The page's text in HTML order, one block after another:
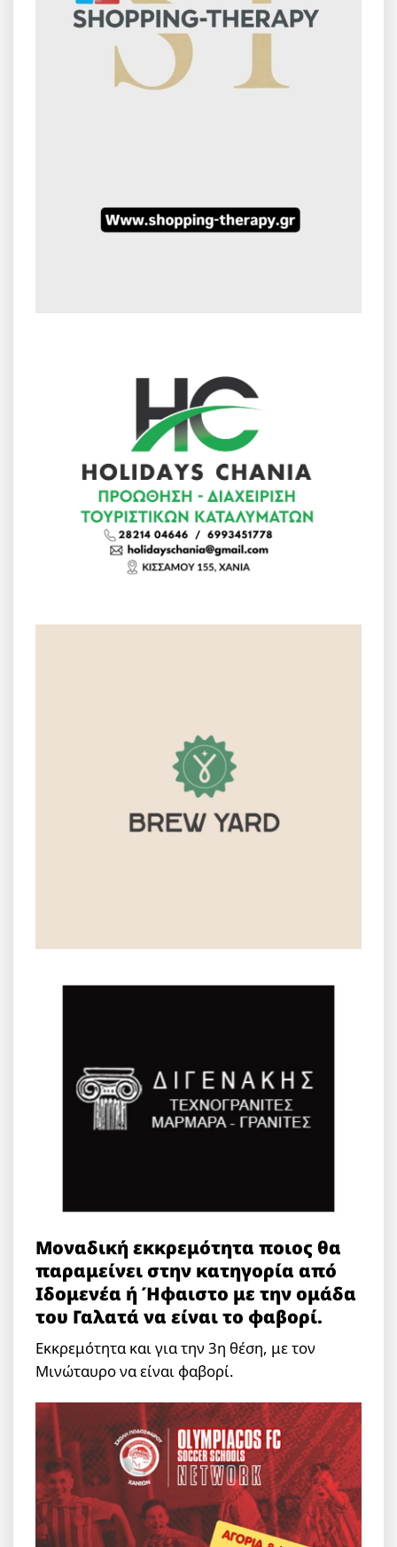
Μοναδική εκκρεμότητα ποιος θα
παραμείνει στην κατηγορία από
Ιδομενέα ή Ήφαιστο με την ομάδα
του Γαλατά να είναι το φαβορί.
Εκκρεμότητα και για την 3η θέση, με τον
Μινώταυρο να είναι φαβορί.